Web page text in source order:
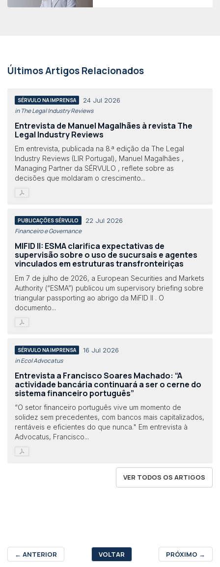
Últimos Artigos Relacionados
SÉRVULO NA IMPRENSA 24 Jul 2026
in The Legal Industry Reviews
Entrevista de Manuel Magalhães à revista The
Legal Industry Reviews
Em entrevista, publicada na 8.ª edição da The Legal
Industry Reviews (LIR Portugal), Manuel Magalhães ,
Managing Partner da SÉRVULO , reflete sobre as
decisões que moldaram o crescimento...
PUBLICAÇÕES SÉRVULO 22 Jul 2026
Financeiro e Governance
MIFID II: ESMA clarifica expectativas de
supervisão sobre o uso de sucursais e agentes
vinculados em estruturas transfronteiriças
Em 7 de julho de 2026, a European Securities and Markets
Authority (“ESMA”) publicou um supervisory briefing sobre
triangular passporting ao abrigo da MiFID II . O
documento...
SÉRVULO NA IMPRENSA 16 Jul 2026
in Eco| Advocatus
Entrevista a Francisco Soares Machado: “A
actividade bancária continuará a ser o cerne do
sistema financeiro português”
“O setor financeiro português vive um momento de
solidez sem precedentes, com bancos mais capitalizados,
rentáveis e eficientes do que nunca." Em entrevista à
Advocatus, Francisco...
VER TODOS OS ARTIGOS
← ANTERIOR VOLTAR PRÓXIMO →